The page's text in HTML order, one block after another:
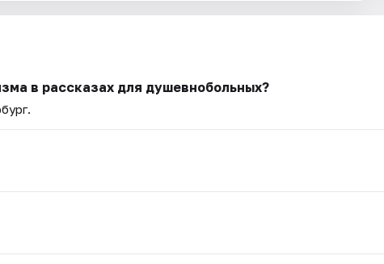
в рассказах для душевнобольных?